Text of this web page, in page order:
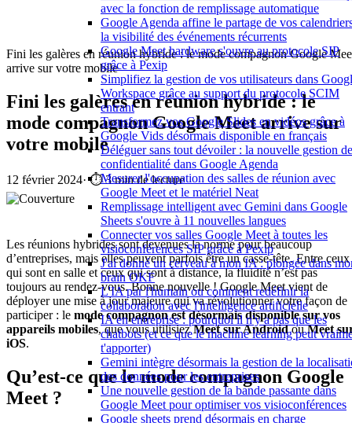
avec la fonction de remplissage automatique
Google Agenda affine le partage de vos
la visibilité des événements récurrents
Google Meet hardware s'ouvre au protocole SIP
grâce à Pexip
Simplifiez la gestion de vos utilisateurs dans
Workspace grâce au support du protocole SCIM
entrant
Transformez vos Google Slides en vidéos grâce à
Google Vids désormais disponible en français
Déléguer sans tout dévoiler : la nouvelle gestion
confidentialité dans Google Agenda
Mesurer l'occupation des salles de réunion avec
Google Meet et le matériel Neat
Remplissage intelligent avec Gemini dans Google
Sheets s'ouvre à 11 nouvelles langues
Connecter vos salles Google Meet à toutes les
visioconférences SIP grâce à Pexip
J'ai donné un cerveau à mon IA : plongée dans
brain OKF
L'IA par l'humain ou comment redéfinir la
collaboration avec l'intelligence artificielle
IA en entreprise : pourquoi il n'y a pas que les
chatbots (et ce que le machine learning peut
t'apporter)
Gemini intègre désormais la gestion de la
des données pour les entreprises
Une nouvelle gestion de la bande passante dans
Google Meet pour optimiser vos visioconférences
Google sheets prend désormais en charge
Fini les galères en réunion hybride : le mode compagnon Google
arrive sur votre mobile
Fini les galères en réunion hybride : le
mode compagnon Google Meet arrive sur
votre mobile
12 février 2024· ⏱️ 3 min de lecture
Les réunions hybrides sont devenues la norme pour beaucoup
d’entreprises, mais elles peuvent parfois être un casse-tête. Entre ceux
qui sont en salle et ceux qui sont à distance, la fluidité n’est pas
toujours au rendez-vous. Bonne nouvelle ! Google Meet vient de
déployer une mise à jour majeure qui va révolutionner votre façon de
participer : le mode compagnon est désormais disponible sur vos
appareils mobiles, que vous utilisiezMeet sur AndroidouMeet
iOS.
Qu’est-ce que le mode compagnon Google
Meet ?